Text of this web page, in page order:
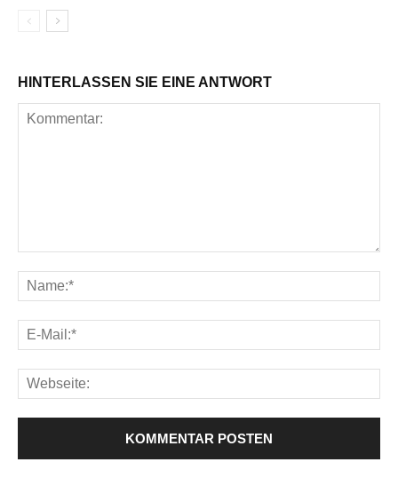
HINTERLASSEN SIE EINE ANTWORT